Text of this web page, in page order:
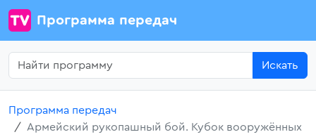
Программа передач
Искать
Программа передач
Армейский рукопашный бой. Кубок вооружённых